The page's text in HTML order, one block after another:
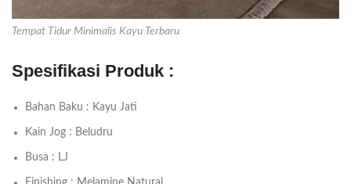
Tempat Tidur Minimalis Kayu Terbaru
Spesifikasi Produk :
Bahan Baku : Kayu Jati
Kain Jog : Beludru
Busa : LJ